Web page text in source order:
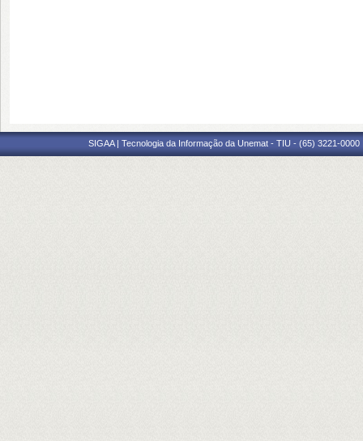
SIGAA | Tecnologia da Informação da Unemat - TIU - (65) 3221-